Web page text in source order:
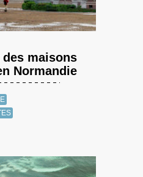
maisons
Normandie